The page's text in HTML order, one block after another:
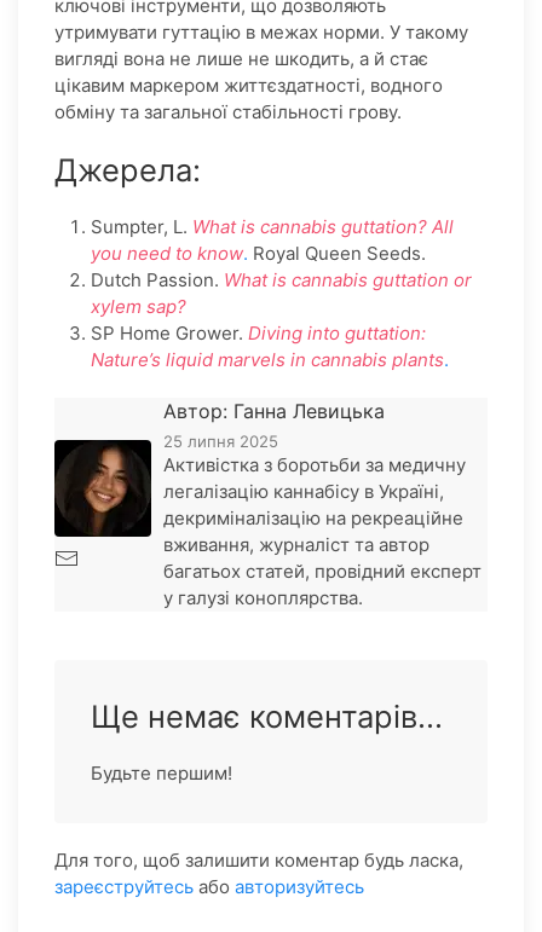
ключові інструменти, що дозволяють
утримувати гуттацію в межах норми. У такому
вигляді вона не лише не шкодить, а й стає
цікавим маркером життєздатності, водного
обміну та загальної стабільності грову.
Джерела:
Sumpter, L. What is cannabis guttation? All
you need to know. Royal Queen Seeds.
Dutch Passion. What is cannabis guttation or
xylem sap?
SP Home Grower. Diving into guttation:
Nature’s liquid marvels in cannabis plants.
Автор: Ганна Левицька
25 липня 2025
Активістка з боротьби за медичну
легалізацію каннабісу в Україні,
декриміналізацію на рекреаційне
вживання, журналіст та автор
багатьох статей, провідний експерт
у галузі коноплярства.
Ще немає коментарів...
Будьте першим!
Для того, щоб залишити коментар будь ласка,
зареєструйтесь або авторизуйтесь